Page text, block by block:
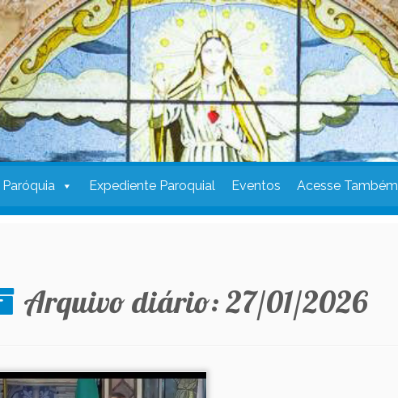
Paróquia Expediente Paroquial Eventos Acesse Também
Arquivo diário:27/01/2026